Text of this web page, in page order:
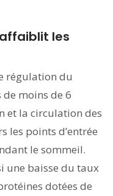
les
régulation du
moins de 6
et la circulation des
les points d’entrée
le sommeil.
une baisse du taux
dotées de